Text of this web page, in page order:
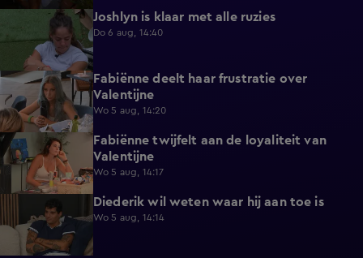
Joshlyn is klaar met alle ruzies
Do 6 aug, 14:40
0:29
Fabiënne deelt haar frustratie over
Valentijne
Wo 5 aug, 14:20
0:58
Fabiënne twijfelt aan de loyaliteit van
Valentijne
Wo 5 aug, 14:17
Diederik wil weten waar hij aan toe is
Wo 5 aug, 14:14